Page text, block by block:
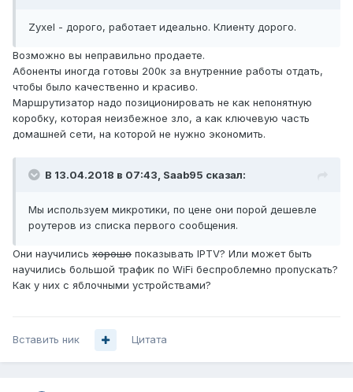
Zyxel - дорого, работает идеально. Клиенту дорого.
Возможно вы неправильно продаете.
Абоненты иногда готовы 200к за внутренние работы отдать,
чтобы было качественно и красиво.
Маршрутизатор надо позиционировать не как непонятную
коробку, которая неизбежное зло, а как ключевую часть
домашней сети, на которой не нужно экономить.
В 13.04.2018 в 07:43, Saab95 сказал:
Мы используем микротики, по цене они порой дешевле
роутеров из списка первого сообщения.
Они научились хорошо показывать IPTV? Или может быть
научились большой трафик по WiFi беспроблемно пропускать?
Как у них с яблочными устройствами?
Вставить ник Цитата